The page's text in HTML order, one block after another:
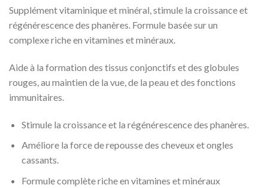
Supplément vitaminique et minéral, stimule la croissance et
régénérescence des phanères. Formule basée sur un
complexe riche en vitamines et minéraux.
Aide à la formation des tissus conjonctifs et des globules
rouges, au maintien de la vue, de la peau et des fonctions
immunitaires.
Stimule la croissance et la régénérescence des phanères.
Améliore la force de repousse des cheveux et ongles
cassants.
Formule complète riche en vitamines et minéraux